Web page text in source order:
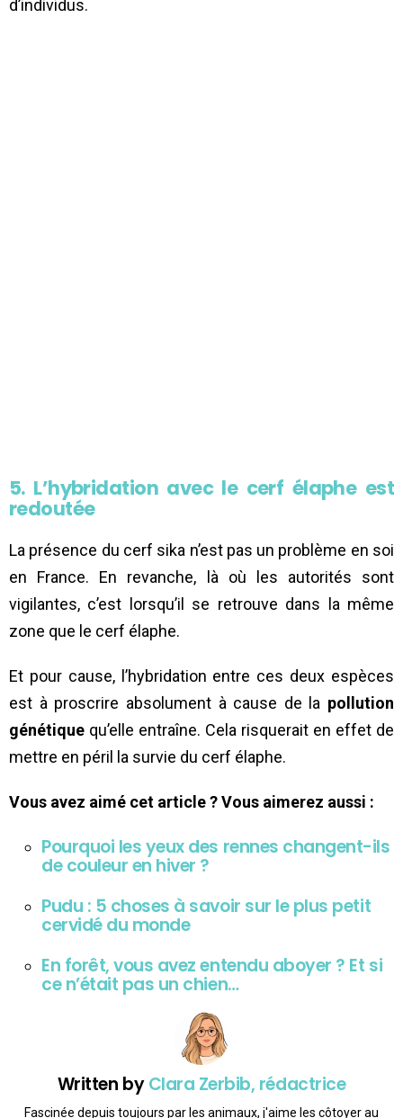
d’individus.
5. L’hybridation avec le cerf élaphe est
redoutée
La présence du cerf sika n’est pas un problème en soi
en France. En revanche, là où les autorités sont
vigilantes, c’est lorsqu’il se retrouve dans la même
zone que le cerf élaphe.
Et pour cause, l’hybridation entre ces deux espèces
est à proscrire absolument à cause de la pollution
génétique qu’elle entraîne. Cela risquerait en effet de
mettre en péril la survie du cerf élaphe.
Vous avez aimé cet article ? Vous aimerez aussi :
Pourquoi les yeux des rennes changent-ils
de couleur en hiver ?
Pudu : 5 choses à savoir sur le plus petit
cervidé du monde
En forêt, vous avez entendu aboyer ? Et si
ce n’était pas un chien…
Written byClara Zerbib, rédactrice
Fascinée depuis toujours par les animaux, j'aime les côtoyer au